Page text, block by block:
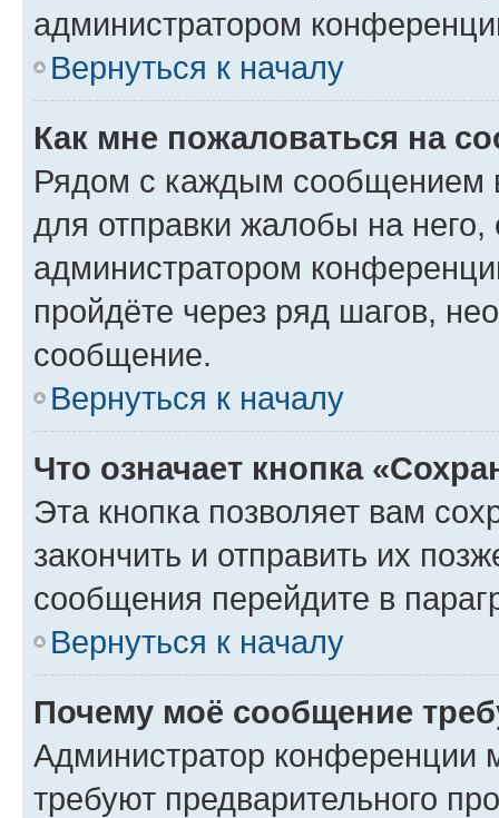
администратором
Вернуться к началу
Как мне пожаловаться на
Рядом с каждым сообщением
для отправки жалобы на
администратором
пройдёте через ряд шагов,
сообщение.
Вернуться к началу
Что означает кнопка
Эта кнопка позволяет вам
закончить и отправить их
сообщения перейдите в
Вернуться к началу
Почему моё сообщение
Администратор конференции
требуют предварительного